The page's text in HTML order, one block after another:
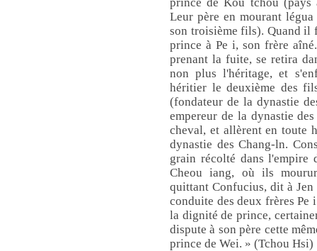
Leur père en mourant
son troisième fils). Quand il
prince à Pe i, son frère
prenant la fuite, se retira
non plus l'héritage, et
héritier le deuxième des
(fondateur de la dynastie
empereur de la dynastie
cheval, et allèrent en toute
dynastie des Chang-ln.
grain récolté dans l'empire
Cheou iang, où ils
quittant Confucius, dit à
conduite des deux frères Pe
la dignité de prince,
dispute à son père cette
prince de Wei. » (Tchou Hsi)